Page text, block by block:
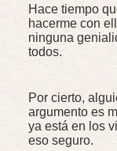
Hace tiempo
hacerme con
ninguna
todos.
Por cierto,
argumento es
ya está en los
eso seguro.